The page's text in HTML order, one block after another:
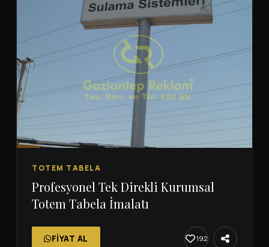
TOTEM TABELA
Profesyonel Tek Direkli Kurumsal
Totem Tabela İmalatı
FIYAT AL 192